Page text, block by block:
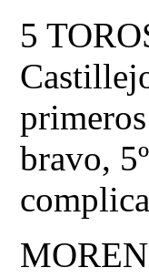
5
bravo,